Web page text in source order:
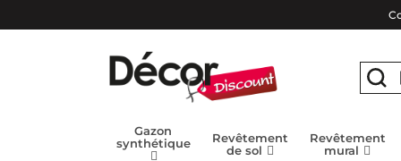
Gazon
synthétique
Revêtement
de sol
Revêtement
mural